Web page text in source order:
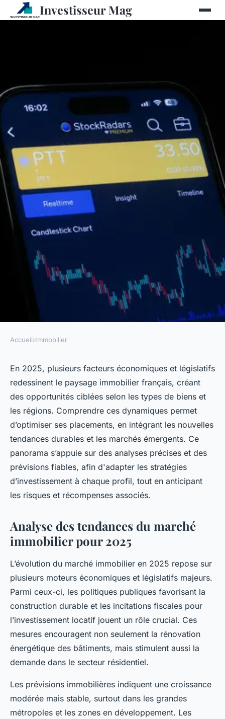
Investisseur Mag
2025 : les meilleures
opportunités d'investissement
immobilier
telesphore•17 février 2026•8 min de lecture
Accueil›Immobilier
En 2025, plusieurs facteurs économiques et législatifs
redessinent le paysage immobilier français, créant
des opportunités ciblées selon les types de biens et
les régions. Comprendre ces dynamiques permet
d’optimiser ses placements, en intégrant les nouvelles
tendances durables et les marchés émergents. Ce
panorama s’appuie sur des analyses précises et des
prévisions fiables, afin d'adapter les stratégies
d’investissement à chaque profil, tout en anticipant
les risques et récompenses associés.
Analyse des tendances du marché
immobilier pour 2025
L’évolution du marché immobilier en 2025 repose sur
plusieurs moteurs économiques et législatifs majeurs.
Parmi ceux-ci, les politiques publiques favorisant la
construction durable et les incitations fiscales pour
l’investissement locatif jouent un rôle crucial. Ces
mesures encouragent non seulement la rénovation
énergétique des bâtiments, mais stimulent aussi la
demande dans le secteur résidentiel.
Les prévisions immobilières indiquent une croissance
modérée mais stable, surtout dans les grandes
métropoles et les zones en développement. Les